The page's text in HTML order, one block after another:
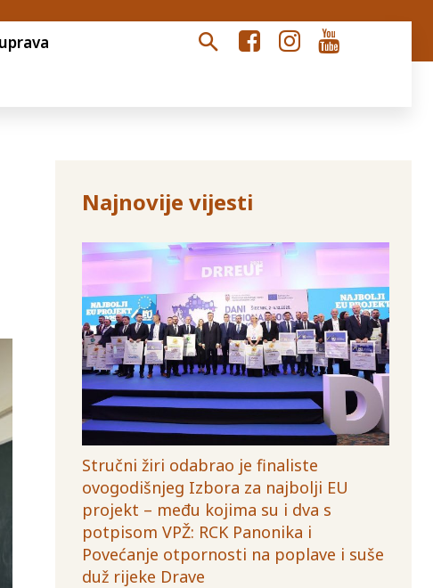
Najnovije vijesti
Stručni žiri odabrao je finaliste
ovogodišnjeg Izbora za najbolji EU
projekt – među kojima su i dva s
potpisom VPŽ: RCK Panonika i
Povećanje otpornosti na poplave i suše
duž rijeke Drave